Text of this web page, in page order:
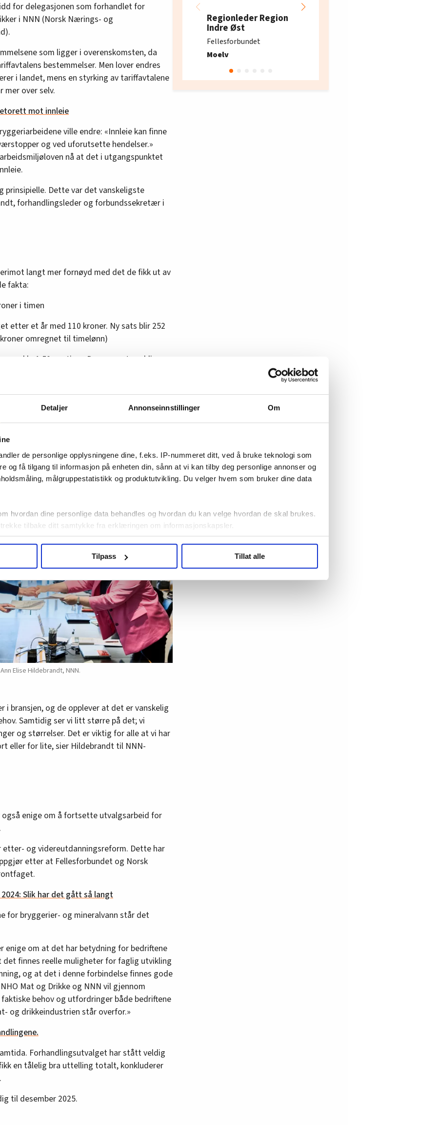
Detaljer Annonseinnstillinger Om
de personlige opplysningene dine, f.eks. IP-nummeret ditt, ved å bruke teknologi som
og få tilgang til informasjon på enheten din, sånn at vi kan tilby deg personlige annonser og
målgruppestatistikk og produktutvikling. Du velger hvem som bruker dine data
hvordan dine personlige data behandles og hvordan du kan velge hvordan de skal brukes.
tilbake ditt samtykke fra erklæringen om informasjonskapsler.
slik at vi tilby relevant innhold, tilpassede annonser og utarbeide statistikk.
oversikten lengre ned på denne siden.
Tilpass Tillat alle
for delegasjonen som forhandlet for
i NNN (Norsk Nærings- og
som ligger i overenskomsten, da
bestemmelser. Men lover endres
i landet, mens en styrking av tariffavtalene
mer over selv.
mot innleie
ville endre: «Innleie kan finne
og ved uforutsette hendelser.»
nå at det i utgangspunktet
prinsipielle. Dette var det vanskeligste
forhandlingsleder og forbundssekretær i
langt mer fornøyd med det de fikk ut av
fakta:
i timen
etter et år med 110 kroner. Ny sats blir 252
omregnet til timelønn)
med kr 1,50 per time. Den nye satsen blir
Begge de to siste tilleggene har såkalt
man skal få kronetillegget uansett om man har
satsene i overenskomsten.
man inn ett viktig ord: «Tilpasset». Dermed
denne: «Bedriften holder sine
Elise Hildebrandt, NNN.
i bransjen, og de opplever at det er vanskelig
Samtidig ser vi litt større på det; vi
og størrelser. Det er viktig for alle at vi har
eller for lite, sier Hildebrandt til NNN-
også enige om å fortsette utvalgsarbeid for
og videreutdanningsreform. Dette har
etter at Fellesforbundet og Norsk
Slik har det gått så langt
for bryggerier- og mineralvann står det
enige om at det har betydning for bedriftene
finnes reelle muligheter for faglig utvikling
og at det i denne forbindelse finnes gode
Mat og Drikke og NNN vil gjennom
behov og utfordringer både bedriftene
og drikkeindustrien står overfor.»
Forhandlingsutvalget har stått veldig
en tålelig bra uttelling totalt, konkluderer
til desember 2025.
Regionleder Region
Indre Øst
Fellesforbundet
Moelv